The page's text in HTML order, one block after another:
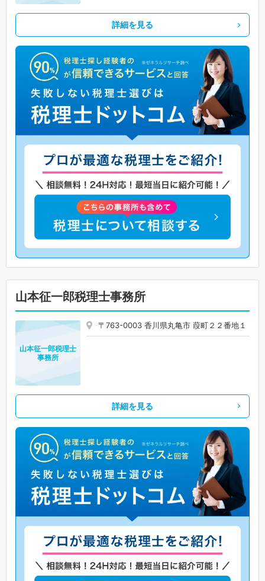
詳細を見る
山本征一郎税理士事務所
〒763-0003 香川県丸亀市 葭町２２番地１
山本征一郎税理士
事務所
詳細を見る